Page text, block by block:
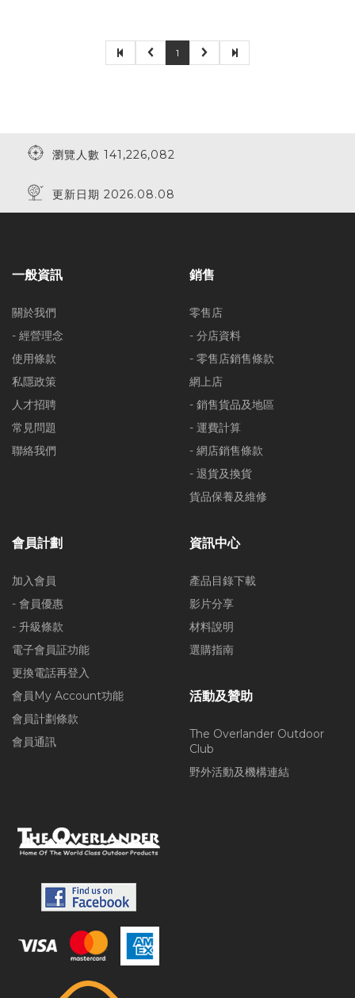
1
瀏覽人數 141,226,082
更新日期 2026.08.08
一般資訊
關於我們
- 經營理念
使用條款
私隱政策
人才招聘
常見問題
聯絡我們
銷售
零售店
- 分店資料
- 零售店銷售條款
網上店
- 銷售貨品及地區
- 運費計算
- 網店銷售條款
- 退貨及換貨
貨品保養及維修
會員計劃
加入會員
- 會員優惠
- 升級條款
電子會員証功能
更換電話再登入
會員My Account功能
會員計劃條款
會員通訊
資訊中心
產品目錄下載
影片分享
材料說明
選購指南
活動及贊助
The Overlander Outdoor
Club
野外活動及機構連結